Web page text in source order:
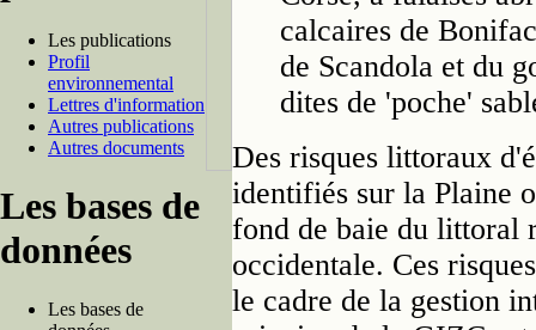
Les publications
Profil
environnemental
Lettres d'information
Autres publications
Autres documents
Les bases de
données
Les bases de
calcaires de
de Scandola et du
dites de 'poche'
Des risques littoraux
identifiés sur la Plaine
fond de baie du littoral
occidentale. Ces
le cadre de la gestion